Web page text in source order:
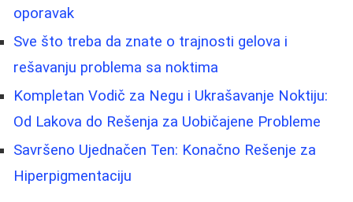
oporavak
Sve što treba da znate o trajnosti gelova i
rešavanju problema sa noktima
Kompletan Vodič za Negu i Ukrašavanje Noktiju:
Od Lakova do Rešenja za Uobičajene Probleme
Savršeno Ujednačen Ten: Konačno Rešenje za
Hiperpigmentaciju